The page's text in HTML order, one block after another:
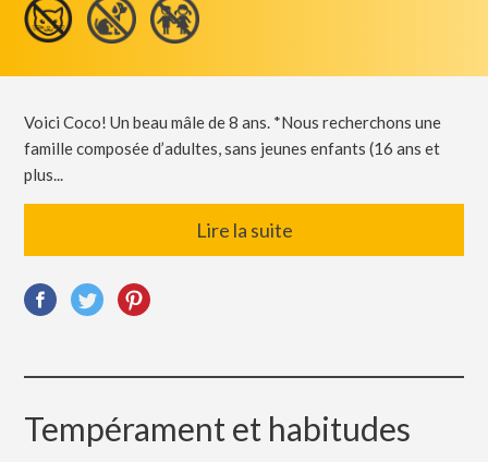
Voici Coco! Un beau mâle de 8 ans. *Nous recherchons une
famille composée d’adultes, sans jeunes enfants (16 ans et
plus...
Lire la suite
Tempérament et habitudes